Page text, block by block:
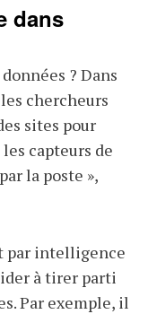
dans
? Dans
chercheurs
sites pour
capteurs de
la poste »,
par intelligence
à tirer parti
Par exemple, il